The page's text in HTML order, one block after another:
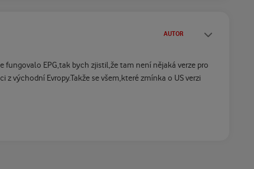
AUTOR
EPG,tak bych zjistil,že tam není nějaká verze pro
východní Evropy.Takže se všem,které zmínka o US verzi